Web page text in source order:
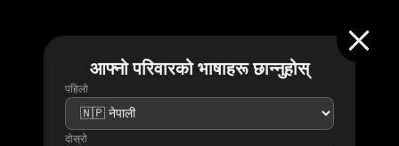
आफ्नो परिवारको भाषाहरू छान्नुहोस्
पहिलो
दोस्रो